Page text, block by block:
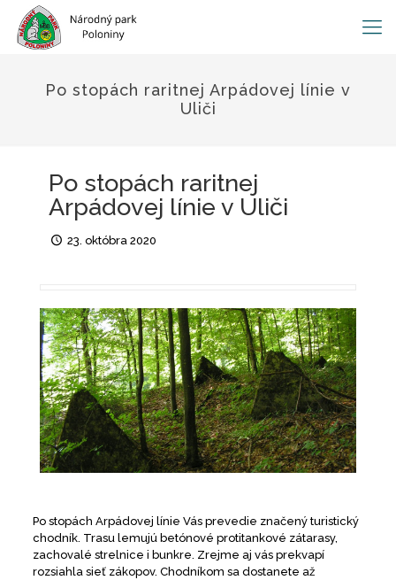
Po stopách raritnej Arpádovej línie v
Uliči
Po stopách raritnej
Arpádovej línie v Uliči
23. októbra 2020
Po stopách Arpádovej línie Vás prevedie značený turistický
chodník. Trasu lemujú betónové protitankové zátarasy,
zachovalé strelnice i bunkre. Zrejme aj vás prekvapí
rozsiahla sieť zákopov. Chodníkom sa dostanete až